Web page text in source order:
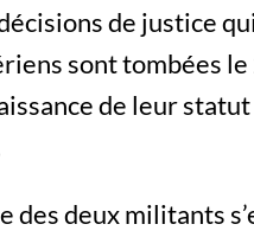
de justice
sont tombées
de leur
des deux militants